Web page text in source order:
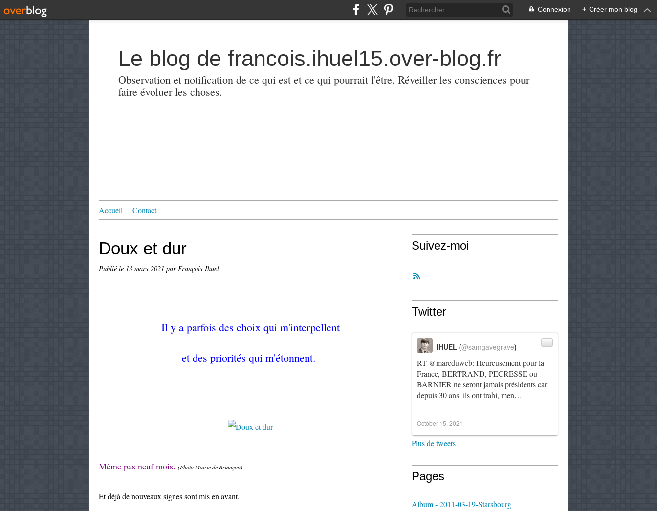
Connexion + Créer mon blog
Le blog de francois.ihuel15.over-blog.fr
Observation et notification de ce qui est et ce qui pourrait l'être. Réveiller les consciences pour
faire évoluer les choses.
Accueil Contact
Doux et dur
Publié le 13 mars 2021 par François Ihuel
Il y a parfois des choix qui m'interpellent
et des priorités qui m'étonnent.
Même pas neuf mois. (Photo Mairie de Briançon)
Et déjà de nouveaux signes sont mis en avant.
Suivez-moi
Twitter
RT @marcduweb: Heureusement pour la
France, BERTRAND, PECRESSE ou
BARNIER ne seront jamais présidents car
depuis 30 ans, ils ont trahi, men…
IHUEL (@samgavegrave)
October 15, 2021
Plus de tweets
Pages
Album - 2011-03-19-Starsbourg